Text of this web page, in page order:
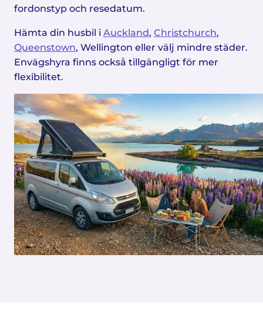
fordonstyp och resedatum.
Hämta din husbil i Auckland, Christchurch,
Queenstown, Wellington eller välj mindre städer.
Envägshyra finns också tillgängligt för mer
flexibilitet.